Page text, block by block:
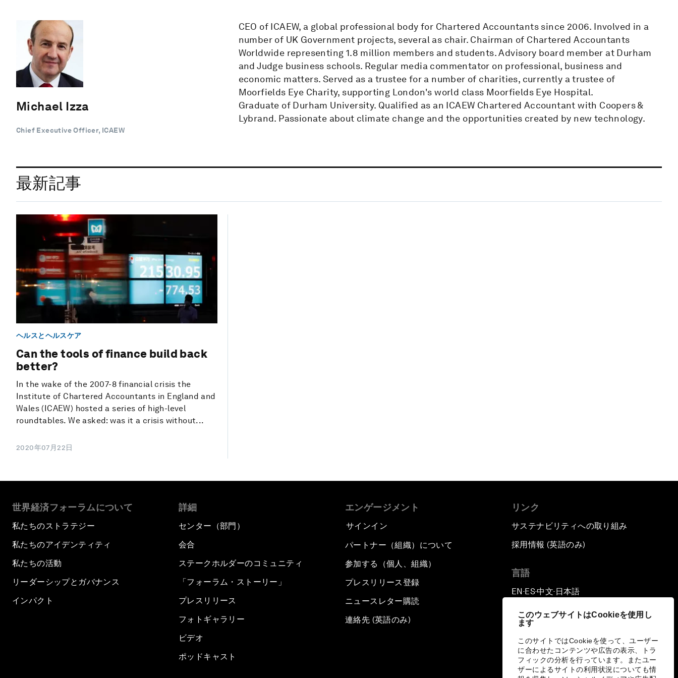
このウェブサイトはCookieを使用し
ます
このサイトではCookieを使って、ユーザー
に合わせたコンテンツや広告の表示、トラ
フィックの分析を行っています。またユー
ザーによるサイトの利用状況についても情
Michael Izza
Chief Executive Officer, ICAEW
CEO of ICAEW, a global professional body for Chartered Accountants since 2006. Involved in a
number of UK Government projects, several as chair. Chairman of Chartered Accountants
Worldwide representing 1.8 million members and students. Advisory board member at Durham
and Judge business schools. Regular media commentator on professional, business and
economic matters. Served as a trustee for a number of charities, currently a trustee of
Moorfields Eye Charity, supporting London's world class Moorfields Eye Hospital.
Graduate of Durham University. Qualified as an ICAEW Chartered Accountant with Coopers &
Lybrand. Passionate about climate change and the opportunities created by new technology.
最新記事
ヘルスとヘルスケア
Can the tools of finance build back
better?
In the wake of the 2007-8 financial crisis the
Institute of Chartered Accountants in England and
Wales (ICAEW) hosted a series of high-level
roundtables. We asked: was it a crisis without...
2020年07月22日
世界経済フォーラムについて
私たちのストラテジー
私たちのアイデンティティ
私たちの活動
リーダーシップとガバナンス
インパクト
詳細
センター（部門）
会合
ステークホルダーのコミュニティ
「フォーラム・ストーリー」
プレスリリース
フォトギャラリー
ビデオ
ポッドキャスト
エンゲージメント
サインイン
パートナー（組織）について
参加する（個人、組織）
プレスリリース登録
ニュースレター購読
連絡先 (英語のみ)
リンク
サステナビリティへの取り組み
採用情報 (英語のみ)
言語
EN ▪ ES▪中文▪ 日本語